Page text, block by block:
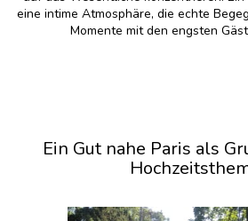
eine intime Atmosphäre, die echte
Momente mit den engsten
Ein Gut nahe Paris als